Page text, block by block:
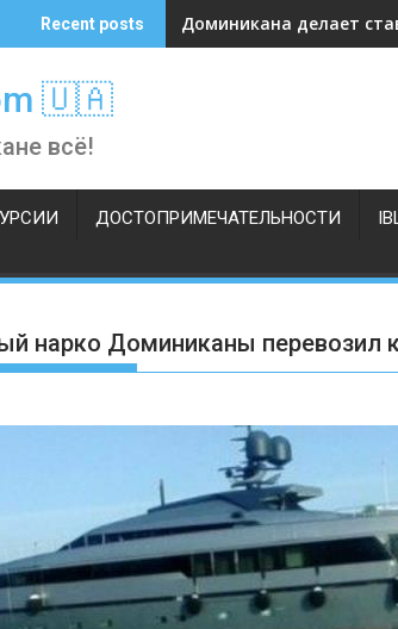
Recent posts Доминикана делает
🇺🇦
всё!
ДОСТОПРИМЕЧАТЕЛЬНОСТИ
нарко Доминиканы перевозил